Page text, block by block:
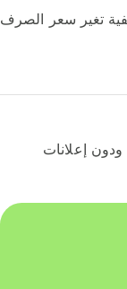
تغير سعر الصرف
إعلانات